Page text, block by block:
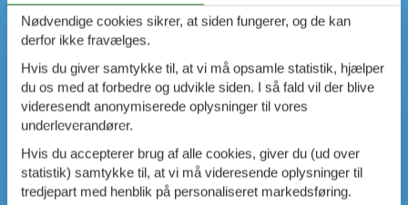
Nødvendige cookies sikrer, at siden fungerer, og de kan
derfor ikke fravælges.
Hvis du giver samtykke til, at vi må opsamle statistik, hjælper
du os med at forbedre og udvikle siden. I så fald vil der blive
videresendt anonymiserede oplysninger til vores
underleverandører.
Hvis du accepterer brug af alle cookies, giver du (ud over
statistik) samtykke til, at vi må videresende oplysninger til
tredjepart med henblik på personaliseret markedsføring.